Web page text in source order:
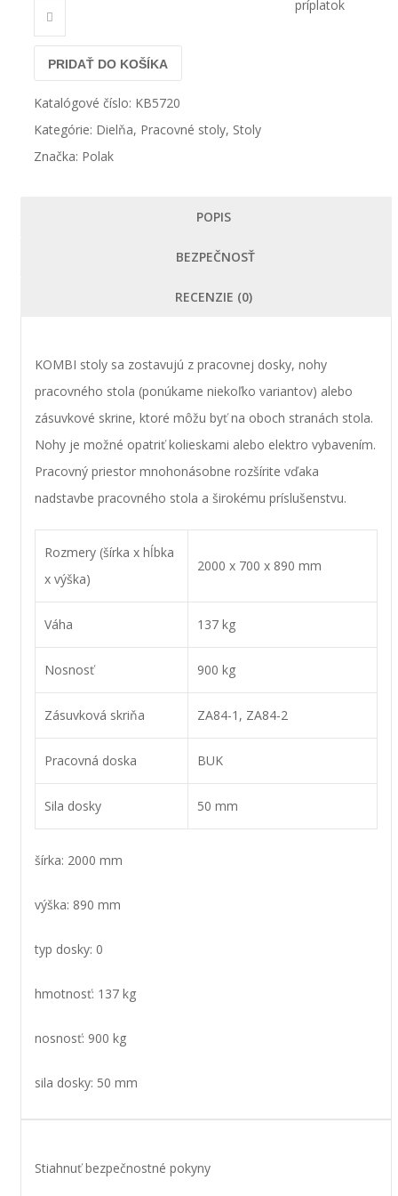
príplatok
PRIDAŤ DO KOŠÍKA
Katalógové číslo: KB5720
Kategórie: Dielňa, Pracovné stoly, Stoly
Značka: Polak
POPIS
BEZPEČNOSŤ
RECENZIE (0)
KOMBI stoly sa zostavujú z pracovnej dosky, nohy
pracovného stola (ponúkame niekoľko variantov) alebo
zásuvkové skrine, ktoré môžu byť na oboch stranách stola.
Nohy je možné opatriť kolieskami alebo elektro vybavením.
Pracovný priestor mnohonásobne rozšírite vďaka
nadstavbe pracovného stola a širokému príslušenstvu.
Rozmery (šírka x hĺbka
x výška)
2000 x 700 x 890 mm
Váha 137 kg
Nosnosť 900 kg
Zásuvková skriňa ZA84-1, ZA84-2
Pracovná doska BUK
Sila dosky 50 mm
šírka: 2000 mm
výška: 890 mm
typ dosky: 0
hmotnosť: 137 kg
nosnosť: 900 kg
sila dosky: 50 mm
Stiahnuť bezpečnostné pokyny